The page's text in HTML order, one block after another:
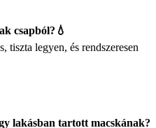
csapból?💧
tiszta legyen, és rendszeresen
lakásban tartott macskának?